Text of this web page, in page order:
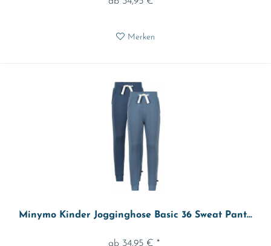
Merken
Minymo Kinder Jogginghose Basic 36 Sweat Pant...
ab 34,95 € *